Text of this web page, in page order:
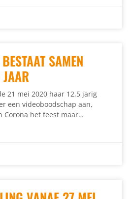
SAMEN
21 mei 2020 haar 12,5 jarig
een videoboodschap aan,
Corona het feest maar…